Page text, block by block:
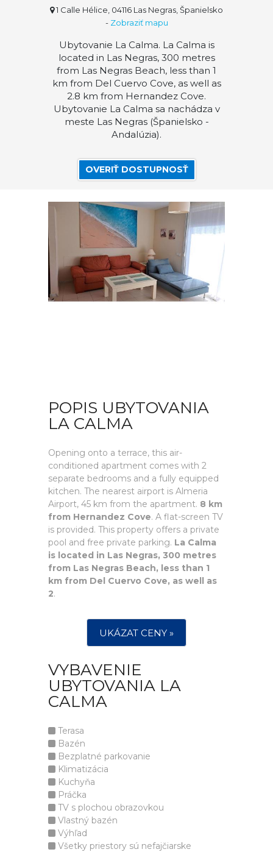
1 Calle Hélice, 04116 Las Negras, Španielsko
- Zobraziť mapu
Ubytovanie La Calma. La Calma is
located in Las Negras, 300 metres
from Las Negras Beach, less than 1
km from Del Cuervo Cove, as well as
2.8 km from Hernandez Cove.
Ubytovanie La Calma sa nachádza v
meste Las Negras (Španielsko -
Andalúzia).
OVERIŤ DOSTUPNOSŤ
POPIS UBYTOVANIA
LA CALMA
Opening onto a terrace, this air-
conditioned apartment comes with 2
separate bedrooms and a fully equipped
kitchen. The nearest airport is Almeria
Airport, 45 km from the apartment. 8 km
from Hernandez Cove. A flat-screen TV
is provided. This property offers a private
pool and free private parking. La Calma
is located in Las Negras, 300 metres
from Las Negras Beach, less than 1
km from Del Cuervo Cove, as well as
2.
UKÁZAT CENY »
VYBAVENIE
UBYTOVANIA LA
CALMA
Terasa
Bazén
Bezplatné parkovanie
Klimatizácia
Kuchyňa
Práčka
TV s plochou obrazovkou
Vlastný bazén
Výhľad
Všetky priestory sú nefajčiarske